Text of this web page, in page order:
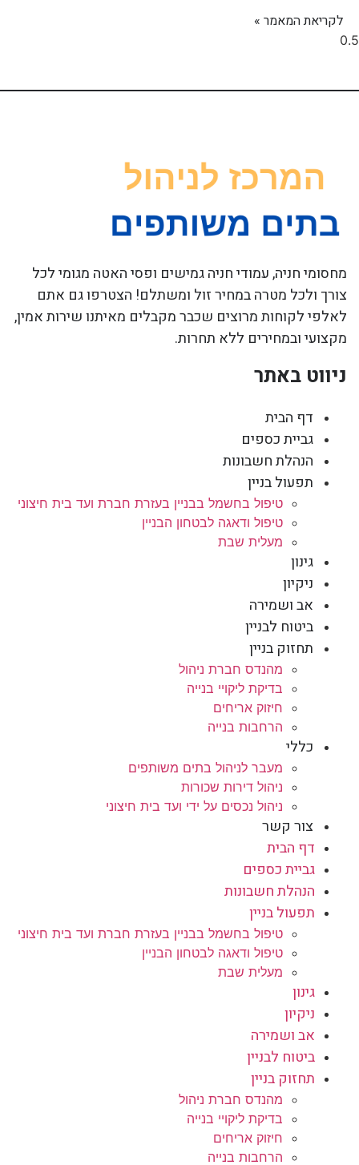
לקריאת המאמר »
מחסומי חניה, עמודי חניה גמישים ופסי האטה מגומי לכל
צורך ולכל מטרה במחיר זול ומשתלם! הצטרפו גם אתם
לאלפי לקוחות מרוצים שכבר מקבלים מאיתנו שירות אמין,
מקצועי ובמחירים ללא תחרות.
ניווט באתר
דף הבית
גביית כספים
הנהלת חשבונות
תפעול בניין
טיפול בחשמל בבניין בעזרת חברת ועד בית חיצוני
טיפול ודאגה לבטחון הבניין
מעלית שבת
גינון
ניקיון
אב ושמירה
ביטוח לבניין
תחזוק בניין
מהנדס חברת ניהול
בדיקת ליקויי בנייה
חיזוק אריחים
הרחבות בנייה
כללי
מעבר לניהול בתים משותפים
ניהול דירות שכורות
ניהול נכסים על ידי ועד בית חיצוני
צור קשר
דף הבית
גביית כספים
הנהלת חשבונות
תפעול בניין
טיפול בחשמל בבניין בעזרת חברת ועד בית חיצוני
טיפול ודאגה לבטחון הבניין
מעלית שבת
גינון
ניקיון
אב ושמירה
ביטוח לבניין
תחזוק בניין
מהנדס חברת ניהול
בדיקת ליקויי בנייה
חיזוק אריחים
הרחבות בנייה